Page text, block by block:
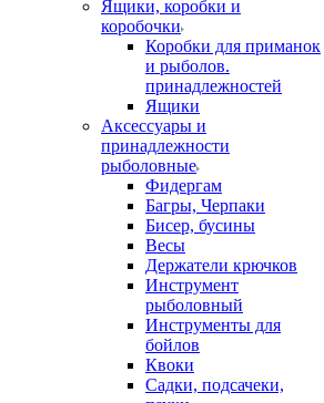
Ящики, коробки и
коробочки
Коробки для приманок
и рыболов.
принадлежностей
Ящики
Аксессуары и
принадлежности
рыболовные
Фидергам
Багры, Черпаки
Бисер, бусины
Весы
Держатели крючков
Инструмент
рыболовный
Инструменты для
бойлов
Квоки
Садки, подсачеки,